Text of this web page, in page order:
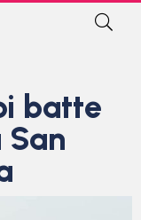
batte
San